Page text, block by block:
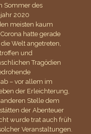
Sommer des
2020
meisten kaum
hatte gerade
Welt angetreten,
und
Tragödien
– vor allem im
der Erleichterung,
Stelle dem
der Abenteuer
wurde trat auch früh
Veranstaltungen.